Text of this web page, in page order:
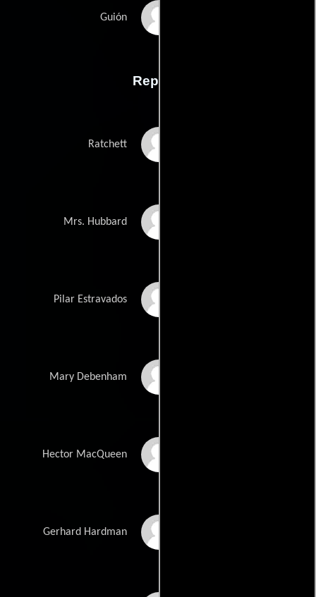
Guión
Reparto
Ratchett
Mrs. Hubbard
Pilar Estravados
Mary Debenham
Hector MacQueen
Gerhard Hardman